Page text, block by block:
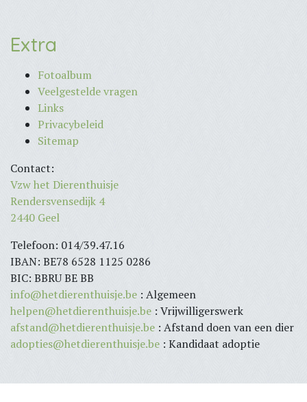
Extra
Fotoalbum
Veelgestelde vragen
Links
Privacybeleid
Sitemap
Contact:
Vzw het Dierenthuisje
Rendersvensedijk 4
2440 Geel
Telefoon: 014/39.47.16
IBAN: BE78 6528 1125 0286
BIC: BBRU BE BB
info@hetdierenthuisje.be : Algemeen
helpen@hetdierenthuisje.be : Vrijwilligerswerk
afstand@hetdierenthuisje.be : Afstand doen van een dier
adopties@hetdierenthuisje.be : Kandidaat adoptie